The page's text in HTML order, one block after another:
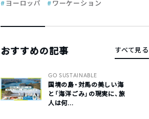
ヨーロッパ
ワーケーション
おすすめの記事 すべて見る
GO SUSTAINABLE
国境の島・対馬の美しい海
と「海洋ごみ」の現実に、旅
人は何...